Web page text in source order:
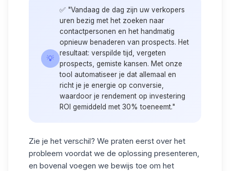
💡
✅ "Vandaag de dag zijn uw verkopers
uren bezig met het zoeken naar
contactpersonen en het handmatig
opnieuw benaderen van prospects. Het
resultaat: verspilde tijd, vergeten
prospects, gemiste kansen. Met onze
tool automatiseer je dat allemaal en
richt je je energie op conversie,
waardoor je rendement op investering
ROI gemiddeld met 30% toeneemt."
Zie je het verschil? We praten eerst over het
probleem voordat we de oplossing presenteren,
en bovenal voegen we bewijs toe om het